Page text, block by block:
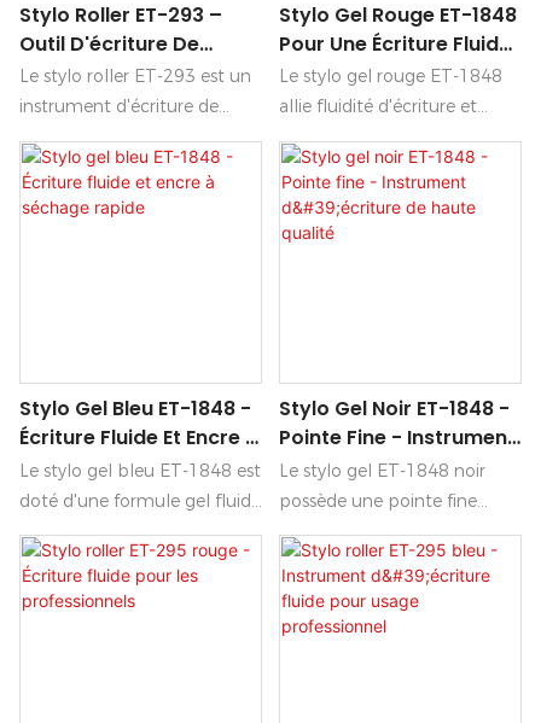
Stylo Roller ET-293 –
Outil D'écriture De
Précision Pour Les
Professionnels
Le stylo roller ET-293 est un
instrument d'écriture de
précision conçu pour les
professionnels exigeants qui
recherchent précision et
optimale, favorisant la
créativité et la productivité.
Stylo Gel Rouge ET-1848
Pour Une Écriture Fluide
Et Un Marquage Précis
Le stylo gel rouge ET-1848
allie fluidité d'écriture et
précision pour une
expérience d'écriture sans
effort. Son encre rouge
éclatante glisse parfaitement
documents.
Stylo Gel Bleu ET-1848 -
Écriture Fluide Et Encre À
Séchage Rapide
Le stylo gel bleu ET-1848 est
doté d'une formule gel fluide
qui glisse sans effort sur le
papier, ce qui le rend idéal
pour un usage quotidien.
Stylo Gel Noir ET-1848 -
Pointe Fine - Instrument
D'écriture De Haute
Qualité
Le stylo gel ET-1848 noir
possède une pointe fine
offrant une écriture précise
et fluide, idéale pour les
tâches quotidiennes comme
pour les travaux de précision.